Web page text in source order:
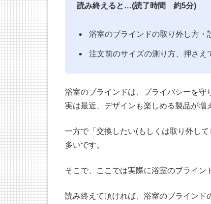
読み終えると…(読了時間 約5分)
浴室のブラインドの取り外し方・
注文前のサイズの測り方、押さえ
浴室のブラインドは、プライバシーを守
実は最近、デザインも楽しめる製品が増
一方で「交換したい(もしくは取り外し
多いです。
そこで、ここでは実際に浴室のブライン
読み終えて頂ければ、浴室のブラインド